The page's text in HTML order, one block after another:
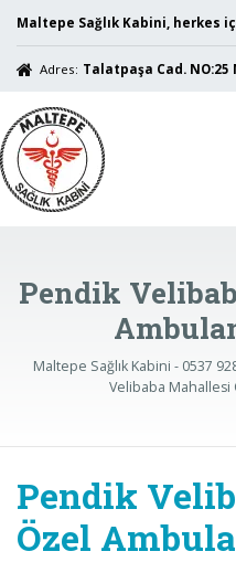
Maltepe Sağlık Kabini, herkes
Adres: Talatpaşa Cad.
Pendik
Maltepe Sağlık Kabini - 0537
Velibaba
Pendik
Özel